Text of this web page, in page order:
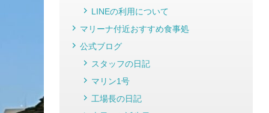
LINEの利用について
マリーナ付近おすすめ食事処
公式ブログ
スタッフの日記
マリン1号
工場長の日記